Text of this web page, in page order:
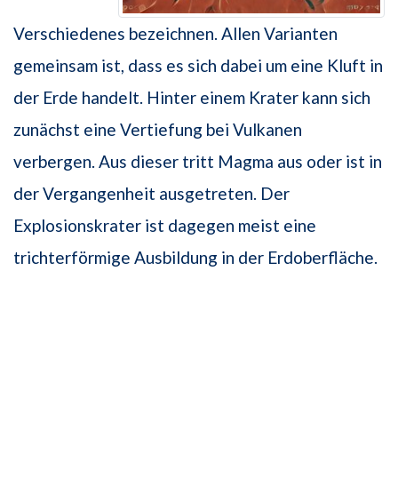
Verschiedenes bezeichnen. Allen Varianten
gemeinsam ist, dass es sich dabei um eine Kluft in
der Erde handelt. Hinter einem Krater kann sich
zunächst eine Vertiefung bei Vulkanen
verbergen. Aus dieser tritt Magma aus oder ist in
der Vergangenheit ausgetreten. Der
Explosionskrater ist dagegen meist eine
trichterförmige Ausbildung in der Erdoberfläche.